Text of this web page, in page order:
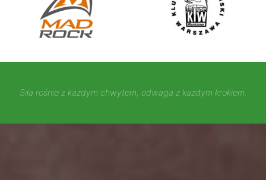
Siła rośnie z każdym chwytem, odwaga z każdym krokiem.